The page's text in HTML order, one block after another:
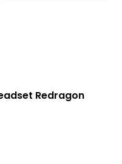
Redragon